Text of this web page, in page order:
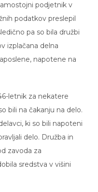
podjetnik v
podatkov preslepil
pa so bila družbi
izplačana delna
napotene na
letnik za nekatere
bili na čakanju na delo.
ki so bili napoteni
delo. Družba in
zavoda za
sredstva v višini